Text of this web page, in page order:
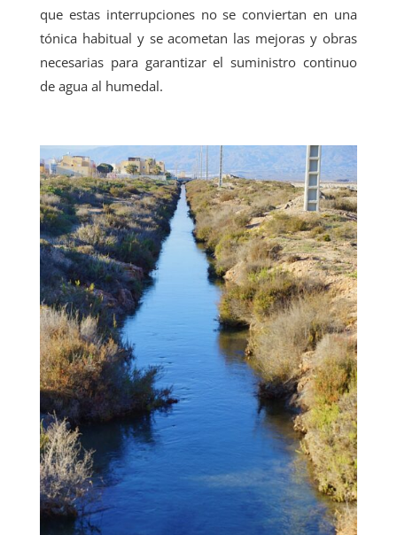
que estas interrupciones no se conviertan en una
tónica habitual y se acometan las mejoras y obras
necesarias para garantizar el suministro continuo
de agua al humedal.